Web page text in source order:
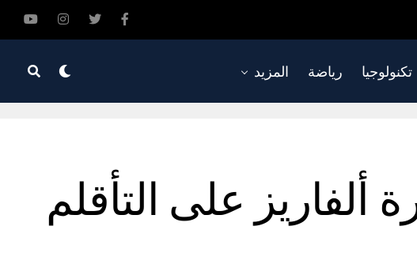
تكنولوجيا رياضة المزيد
على التأقلم